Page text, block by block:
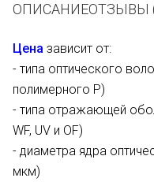
ОПИСАНИЕОТЗЫВЫ
Цена зависит от:
- типа оптического
полимерного P)
- типа отражающей
WF, UV и OF)
- диаметра ядра
мкм)